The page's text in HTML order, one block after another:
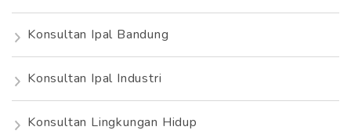
Konsultan Ipal Bandung
Konsultan Ipal Industri
Konsultan Lingkungan Hidup